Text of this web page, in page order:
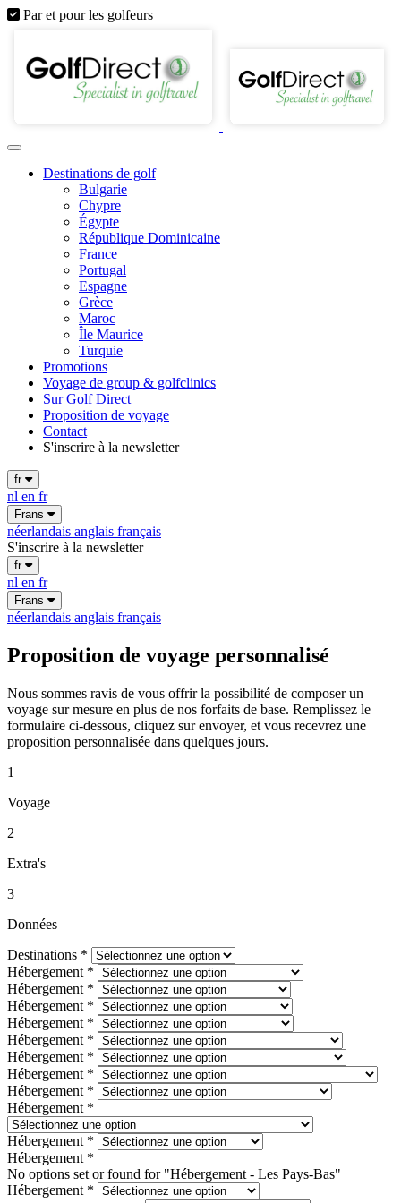
Par et pour les golfeurs
Destinations de golf
Bulgarie
Chypre
Égypte
République Dominicaine
France
Portugal
Espagne
Grèce
Maroc
Île Maurice
Turquie
Promotions
Voyage de group & golfclinics
Sur Golf Direct
Proposition de voyage
Contact
S'inscrire à la newsletter
fr
nl en fr
Frans
néerlandais anglais français
S'inscrire à la newsletter
fr
nl en fr
Frans
néerlandais anglais français
Proposition de voyage personnalisé
Nous sommes ravis de vous offrir la possibilité de composer un
voyage sur mesure en plus de nos forfaits de base. Remplissez le
formulaire ci-dessous, cliquez sur envoyer, et vous recevrez une
proposition personnalisée dans quelques jours.
1
Voyage
2
Extra's
3
Données
Destinations *
Hébergement *
Hébergement *
Hébergement *
Hébergement *
Hébergement *
Hébergement *
Hébergement *
Hébergement *
Hébergement *
Hébergement *
Hébergement *
No options set or found for "Hébergement - Les Pays-Bas"
Hébergement *